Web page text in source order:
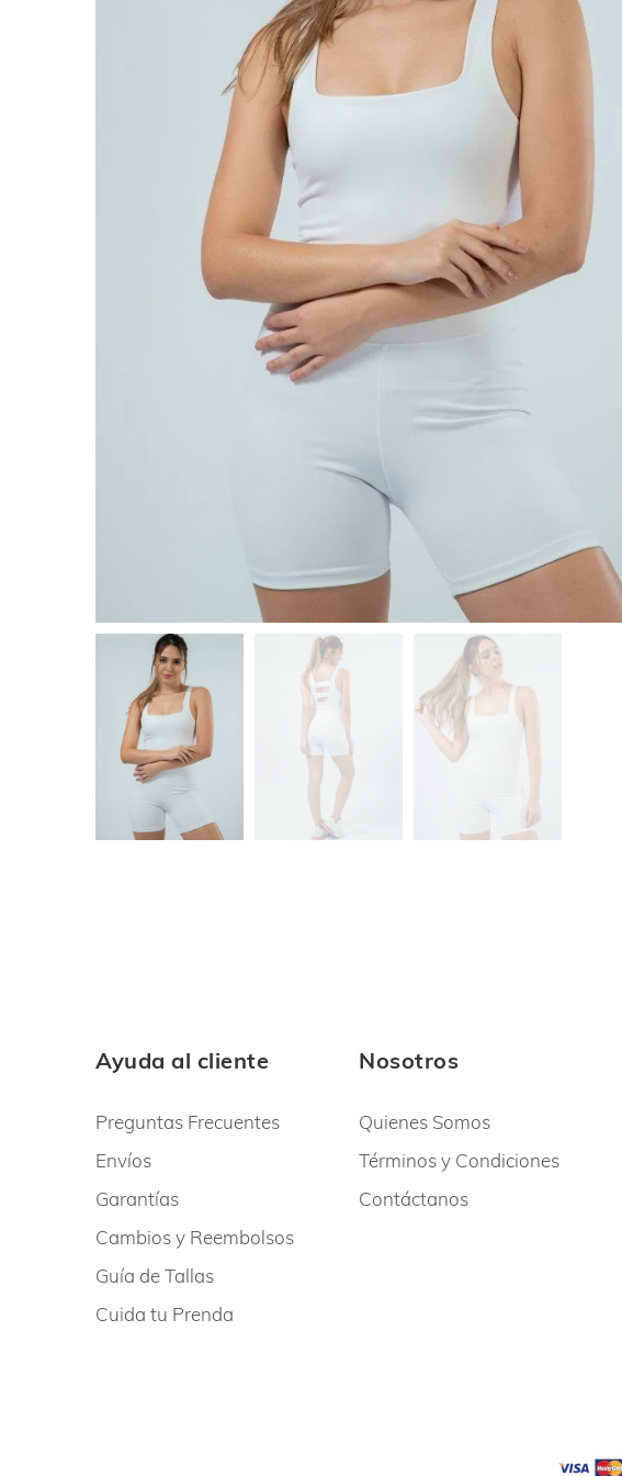
Ayuda al cliente
Preguntas Frecuentes
Envíos
Garantías
Cambios y Reembolsos
Guía de Tallas
Cuida tu Prenda
Nosotros
Quienes Somos
Términos y Condiciones
Contáctanos